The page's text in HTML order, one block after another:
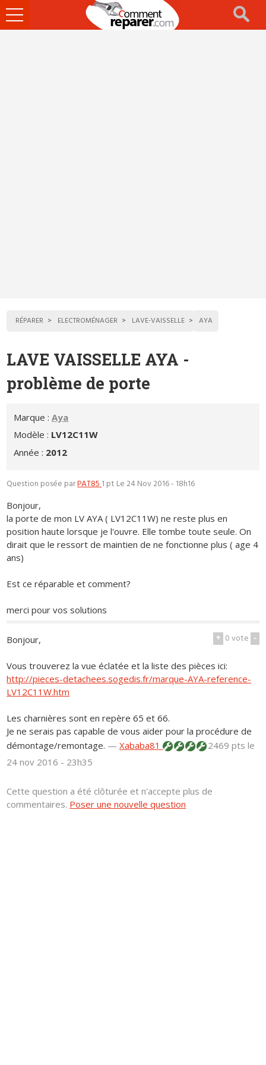
Ouvrir
le
RÉPARER ELECTROMÉNAGER LAVE-VAISSELLE AYA
LAVE VAISSELLE AYA -
problème de porte
Marque :Aya
Modèle : LV12C11W
Année : 2012
Question posée parPAT851 pt Le 24 Nov 2016 - 18h16
Bonjour,
la porte de mon LV AYA ( LV12C11W) ne reste plus en
position haute lorsque je l'ouvre. Elle tombe toute seule. On
dirait que le ressort de maintien de ne fonctionne plus ( age 4
ans)
Est ce réparable et comment?
merci pour vos solutions
+ 0vote -
Bonjour,
Vous trouverez la vue éclatée et la liste des pièces ici:
http://pieces-detachees.sogedis.fr/marque-AYA-reference-
LV12C11W.htm
Les charnières sont en repère 65 et 66.
Je ne serais pas capable de vous aider pour la procédure de
démontage/remontage. —Xababa81 2469 ptsle
24 nov 2016 - 23h35
Cette question a été clôturée et n'accepte plus de
commentaires. Poser une nouvelle question